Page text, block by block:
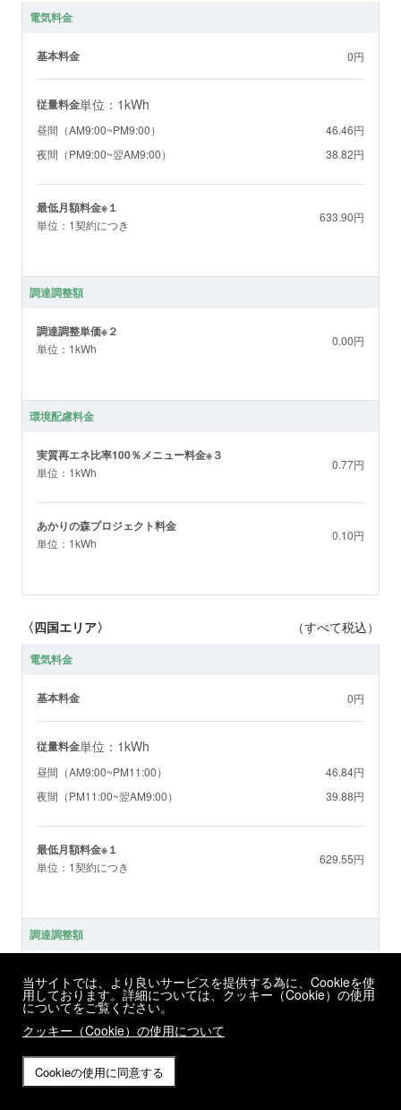
電気料金
基本料金 0円
従量料金単位：1kWh
昼間（AM9:00~PM9:00）
46.46円
夜間（PM9:00~翌AM9:00）
38.82円
最低月額料金※１
単位：1契約につき
633.90円
調達調整額
調達調整単価※２
単位：1kWh
0.00円
環境配慮料金
実質再エネ比率100％メニュー料金※３
単位：1kWh
0.77円
あかりの森プロジェクト料金
単位：1kWh
0.10円
〈四国エリア〉 （すべて税込）
電気料金
基本料金 0円
従量料金単位：1kWh
昼間（AM9:00~PM11:00）
46.84円
夜間（PM11:00~翌AM9:00）
39.88円
最低月額料金※１
単位：1契約につき
629.55円
調達調整額
単位：1kWh
0.00円
環境配慮料金
当サイトでは、より良いサービスを提供する為に、Cookieを使
用しております。詳細については、クッキー（Cookie）の使用
についてをご覧ください。
クッキー（Cookie）の使用について
Cookieの使用に同意する